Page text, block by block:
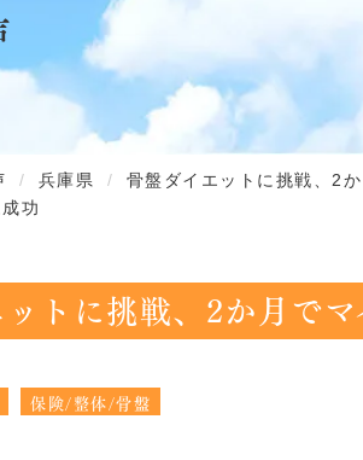
兵庫県
骨盤ダイエットに挑戦、2か
功
トに挑戦、2か月で
保険/整体/骨盤